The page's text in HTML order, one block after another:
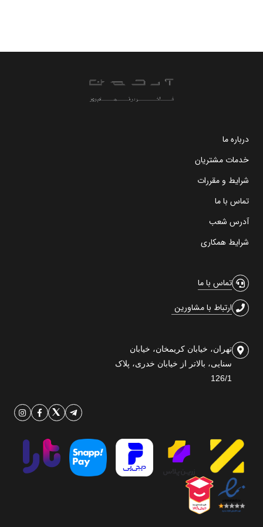
درباره ما
خدمات مشتریان
شرایط و مقررات
تماس با ما
آدرس شعب
شرایط همکاری
تماس با ما
ارتباط با مشاورین
تهران، خیابان کریمخان، خیابان
سنایی، بالاتر از خیابان خدری، پلاک
126/1